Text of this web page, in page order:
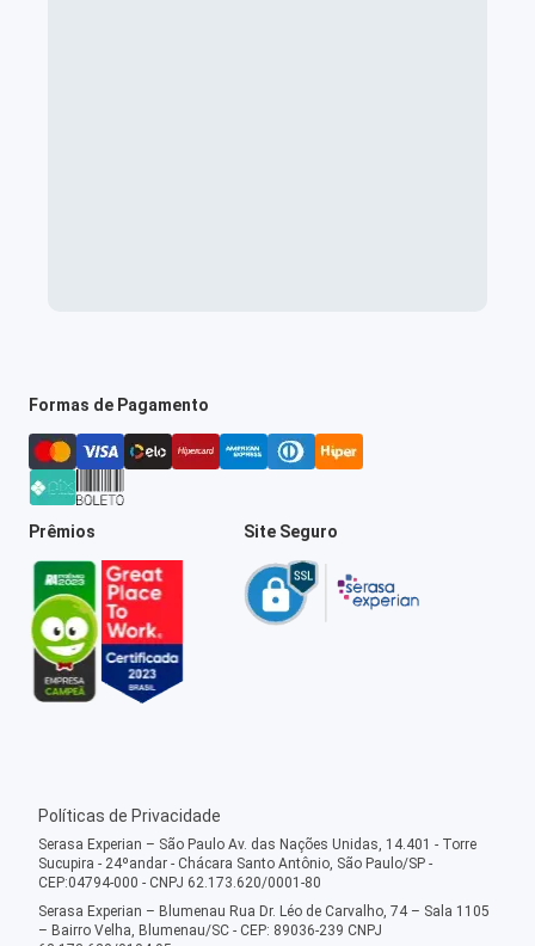
Formas de Pagamento
Prêmios Site Seguro
Políticas de Privacidade
Serasa Experian – São Paulo Av. das Nações Unidas, 14.401 - Torre
Sucupira - 24ºandar - Chácara Santo Antônio, São Paulo/SP -
CEP:04794-000 - CNPJ 62.173.620/0001-80
Serasa Experian – Blumenau Rua Dr. Léo de Carvalho, 74 – Sala 1105
– Bairro Velha, Blumenau/SC - CEP: 89036-239 CNPJ